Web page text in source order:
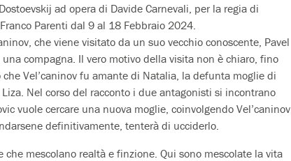
ad opera di Davide Carnevali, per la regia di
Parenti dal 9 al 18 Febbraio 2024.
che viene visitato da un suo vecchio conoscente, Pavel
compagna. Il vero motivo della visita non è chiaro, fino
Vel’caninov fu amante di Natalia, la defunta moglie di
Nel corso del racconto i due antagonisti si incontrano
vuole cercare una nuova moglie, coinvolgendo Vel’caninov,
definitivamente, tenterà di ucciderlo.
mescolano realtà e finzione. Qui sono mescolate la vita